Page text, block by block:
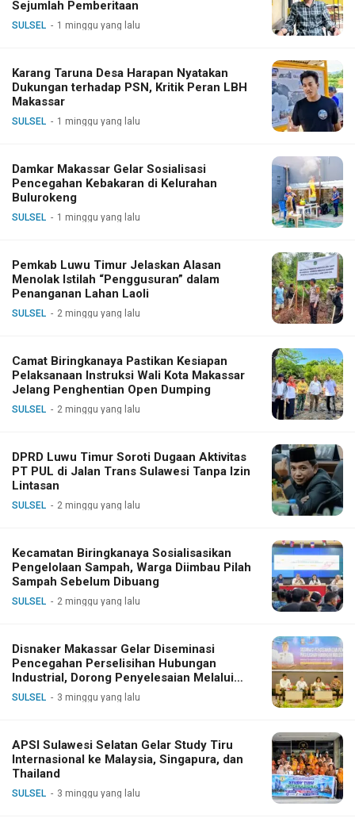
Sejumlah Pemberitaan
SULSEL 1 minggu yang lalu
Karang Taruna Desa Harapan Nyatakan
Dukungan terhadap PSN, Kritik Peran LBH
Makassar
SULSEL 1 minggu yang lalu
Damkar Makassar Gelar Sosialisasi
Pencegahan Kebakaran di Kelurahan
Bulurokeng
SULSEL 1 minggu yang lalu
Pemkab Luwu Timur Jelaskan Alasan
Menolak Istilah “Penggusuran” dalam
Penanganan Lahan Laoli
SULSEL 2 minggu yang lalu
Camat Biringkanaya Pastikan Kesiapan
Pelaksanaan Instruksi Wali Kota Makassar
Jelang Penghentian Open Dumping
SULSEL 2 minggu yang lalu
DPRD Luwu Timur Soroti Dugaan Aktivitas
PT PUL di Jalan Trans Sulawesi Tanpa Izin
Lintasan
SULSEL 2 minggu yang lalu
Kecamatan Biringkanaya Sosialisasikan
Pengelolaan Sampah, Warga Diimbau Pilah
Sampah Sebelum Dibuang
SULSEL 2 minggu yang lalu
Disnaker Makassar Gelar Diseminasi
Pencegahan Perselisihan Hubungan
Industrial, Dorong Penyelesaian Melalui
Dialog
SULSEL 3 minggu yang lalu
APSI Sulawesi Selatan Gelar Study Tiru
Internasional ke Malaysia, Singapura, dan
Thailand
SULSEL 3 minggu yang lalu